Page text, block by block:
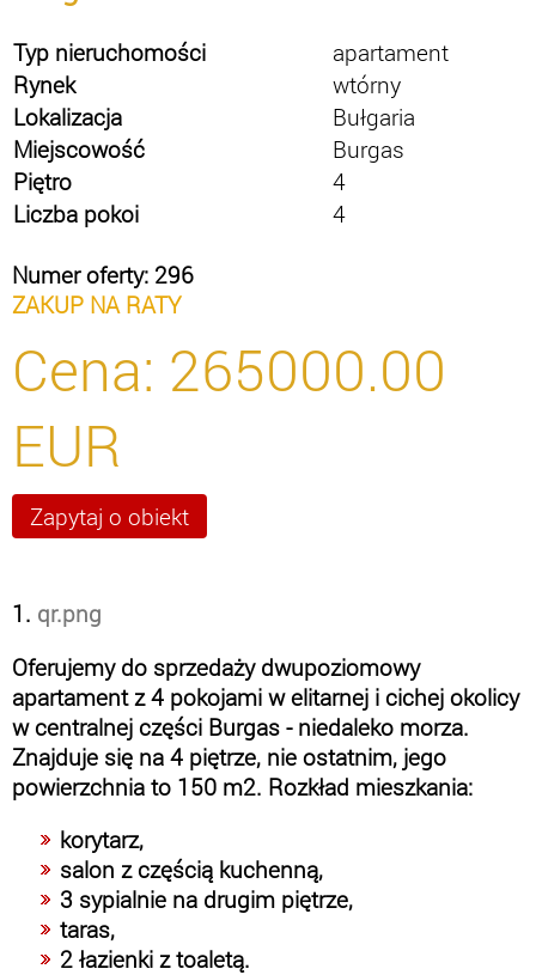
Typ nieruchomości
apartament
Rynek
wtórny
Lokalizacja
Bułgaria
Miejscowość
Burgas
Piętro
4
Liczba pokoi
4
Numer oferty: 296
ZAKUP NA RATY
Cena: 265000.00
EUR
1. qr.png
Oferujemy do sprzedaży dwupoziomowy
apartament z 4 pokojami w elitarnej i cichej okolicy
w centralnej części Burgas - niedaleko morza.
Znajduje się na 4 piętrze, nie ostatnim, jego
powierzchnia to 150 m2. Rozkład mieszkania:
korytarz,
salon z częścią kuchenną,
3 sypialnie na drugim piętrze,
taras,
2 łazienki z toaletą.